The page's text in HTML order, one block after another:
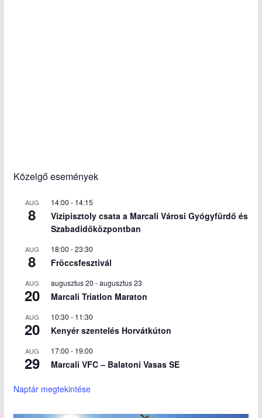
Közelgő események
AUG
8
14:00 - 14:15
Vizipisztoly csata a Marcali Városi Gyógyfürdő és
Szabadidőközpontban
AUG
8
18:00 -23:30
Fröccsfesztivál
AUG
20
augusztus 20 -augusztus 23
Marcali Triatlon Maraton
AUG
20
10:30 - 11:30
Kenyér szentelés Horvátkúton
AUG
29
17:00 - 19:00
Marcali VFC – Balatoni Vasas SE
Naptár megtekintése